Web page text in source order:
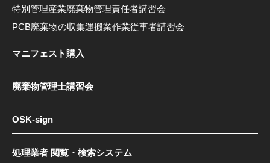
特別管理産業廃棄物管理責任者講習会
PCB廃棄物の収集運搬業作業従事者講習会
マニフェスト購入
廃棄物管理士講習会
OSK-sign
処理業者 閲覧・検索システム